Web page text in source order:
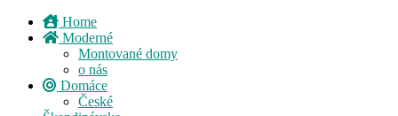
Home
Moderné
Montované domy
o nás
Domáce
České